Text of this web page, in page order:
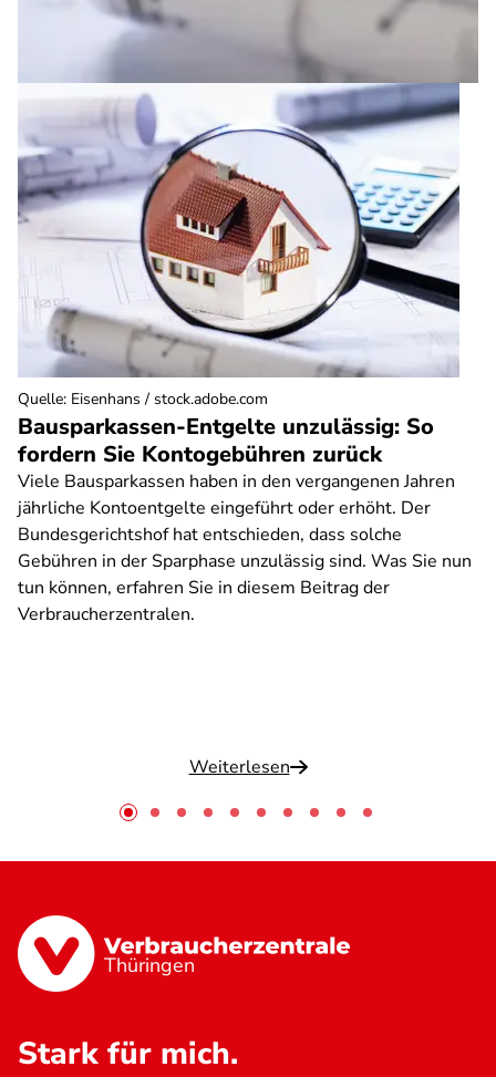
Bausparkassen-Entgelte unzulässig: So
fordern Sie Kontogebühren zurück
Viele Bausparkassen haben in den vergangenen Jahren
jährliche Kontoentgelte eingeführt oder erhöht. Der
Bundesgerichtshof hat entschieden, dass solche
Gebühren in der Sparphase unzulässig sind. Was Sie nun
tun können, erfahren Sie in diesem Beitrag der
Verbraucherzentralen.
Weiterlesen
Quelle: Eisenhans / stock.adobe.com
Thüringen
Stark für mich.